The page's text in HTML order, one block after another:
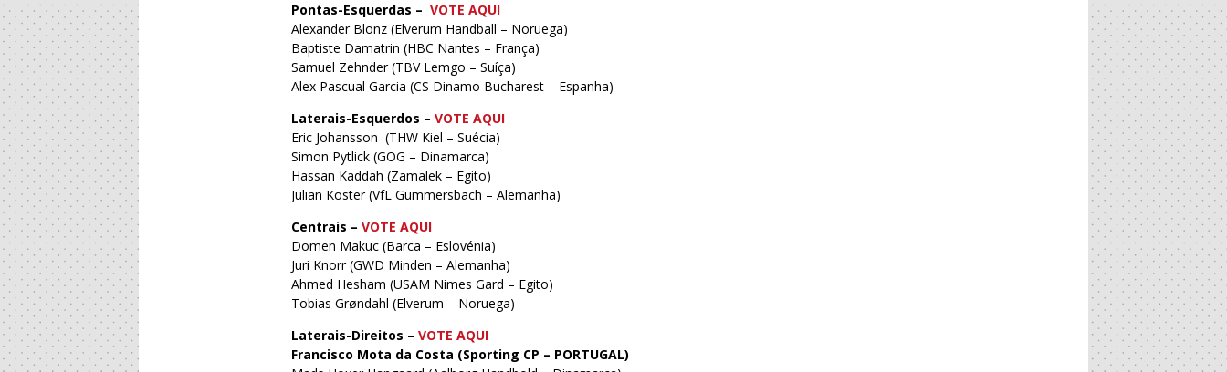
Pontas-Esquerdas – VOTE AQUI
Alexander Blonz (Elverum Handball – Noruega)
Baptiste Damatrin (HBC Nantes – França)
Samuel Zehnder (TBV Lemgo – Suíça)
Alex Pascual Garcia (CS Dinamo Bucharest – Espanha)
Laterais-Esquerdos – VOTE AQUI
Eric Johansson (THW Kiel – Suécia)
Simon Pytlick (GOG – Dinamarca)
Hassan Kaddah (Zamalek – Egito)
Julian Köster (VfL Gummersbach – Alemanha)
Centrais – VOTE AQUI
Domen Makuc (Barca – Eslovénia)
Juri Knorr (GWD Minden – Alemanha)
Ahmed Hesham (USAM Nimes Gard – Egito)
Tobias Grøndahl (Elverum – Noruega)
Laterais-Direitos – VOTE AQUI
Francisco Mota da Costa (Sporting CP – PORTUGAL)